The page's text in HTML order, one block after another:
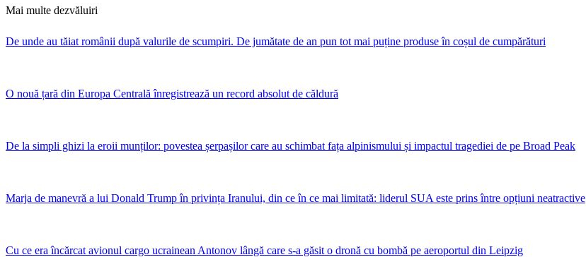
Mai multe dezvăluiri
De unde au tăiat românii după valurile de scumpiri. De jumătate de an pun tot mai puține produse în coșul de cumpărături
O nouă țară din Europa Centrală înregistrează un record absolut de căldură
De la simpli ghizi la eroii munților: povestea șerpașilor care au schimbat fața alpinismului și impactul tragediei de pe Broad Peak
Marja de manevră a lui Donald Trump în privința Iranului, din ce în ce mai limitată: liderul SUA este prins între opțiuni neatractive
Cu ce era încărcat avionul cargo ucrainean Antonov lângă care s-a găsit o dronă cu bombă pe aeroportul din Leipzig